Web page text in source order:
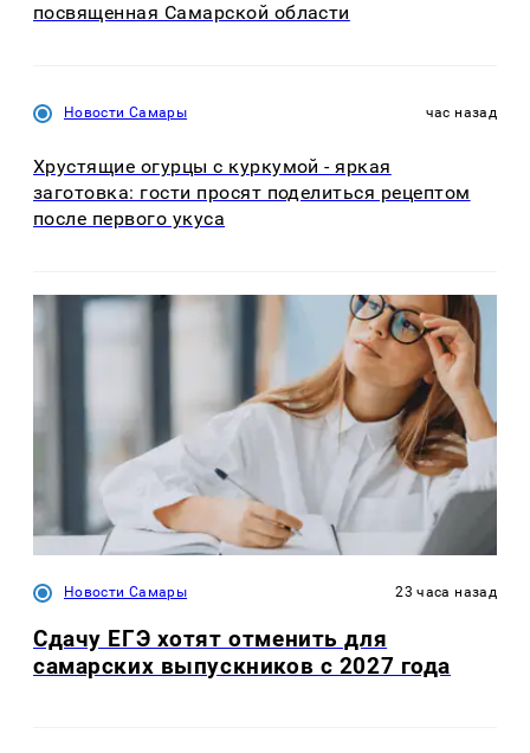
посвященная Самарской области
Новости Самары час назад
Хрустящие огурцы с куркумой - яркая
заготовка: гости просят поделиться рецептом
после первого укуса
Новости Самары 23 часа назад
Сдачу ЕГЭ хотят отменить для
самарских выпускников с 2027 года